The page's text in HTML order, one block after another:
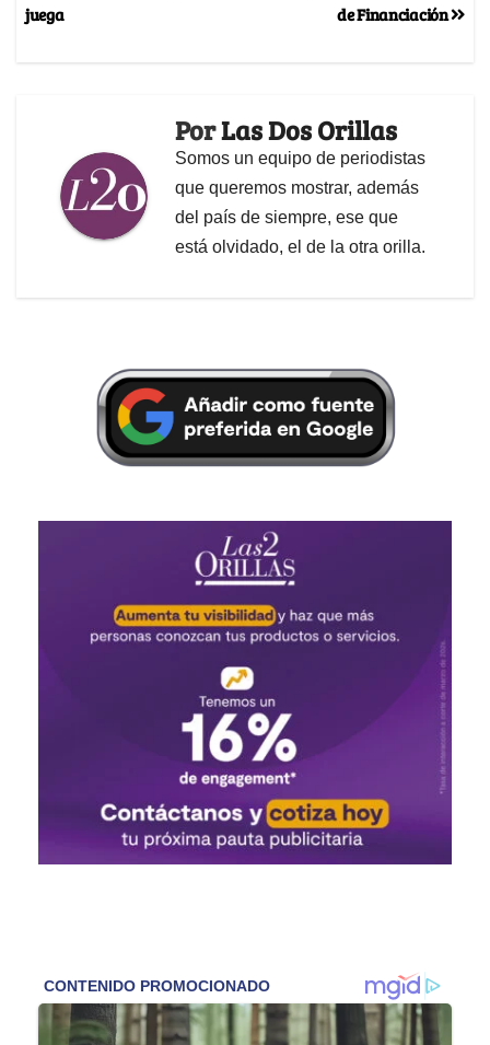
de Financiación
juega
PorLas Dos Orillas
Somos un equipo de periodistas
que queremos mostrar, además
del país de siempre, ese que
está olvidado, el de la otra orilla.